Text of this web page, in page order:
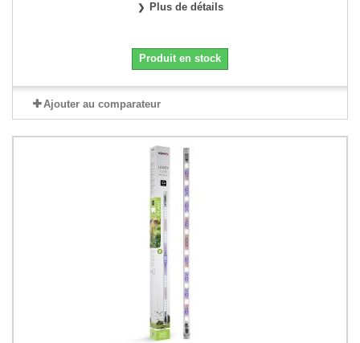
Plus de détails
Produit en stock
Ajouter au comparateur